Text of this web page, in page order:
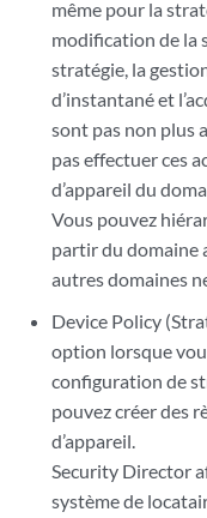
même pour la
modification de la
stratégie, la
d’instantané et
sont pas non plus
pas effectuer ces
d’appareil du
Vous pouvez
partir du domaine
autres domaines
Device Policy
option lorsque
configuration de
pouvez créer des
d’appareil.
Security Director
système de